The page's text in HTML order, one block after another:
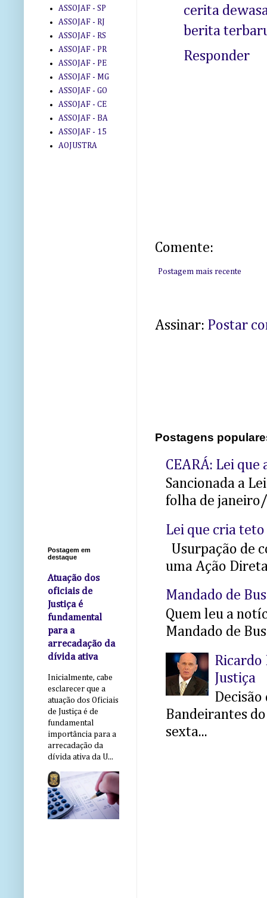
cerita
berita
Responder
Comente:
Postagem mais recente
Assinar: Postar
Postagens
CEARÁ: Lei
Sancionada a
folha de
Lei que cria
Usurpação de
uma Ação
Mandado de
Quem leu a
Mandado de
Ricardo
Justiça
Decisão
Bandeirantes
sexta...
ASSOJAF - SP
ASSOJAF - RJ
ASSOJAF - RS
ASSOJAF - PR
ASSOJAF - PE
ASSOJAF - MG
ASSOJAF - GO
ASSOJAF - CE
ASSOJAF - BA
ASSOJAF - 15
AOJUSTRA
Postagem em
destaque
Atuação dos
oficiais de
Justiça é
fundamental
para a
arrecadação da
dívida ativa
Inicialmente, cabe
esclarecer que a
atuação dos Oficiais
de Justiça é de
fundamental
importância para a
arrecadação da
dívida ativa da U...